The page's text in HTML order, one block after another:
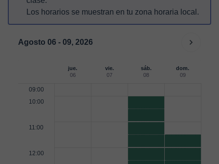
Los horarios se muestran en tu zona horaria local.
Agosto 06 - 09, 2026
jue.
06
vie.
07
sáb.
08
dom.
09
09:00
10:00
11:00
12:00